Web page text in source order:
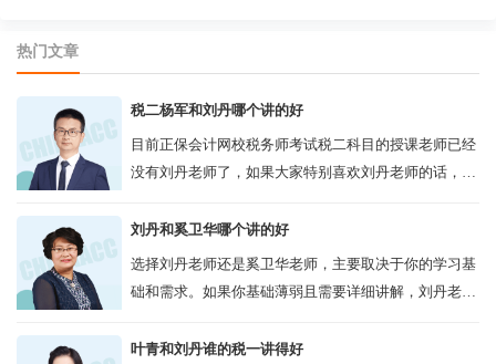
热门文章
税二杨军和刘丹哪个讲的好
目前正保会计网校税务师考试税二科目的授课老师已经
没有刘丹老师了，如果大家特别喜欢刘丹老师的话，可
老师的，比如杨军老师，也多年从事税务...
刘丹和奚卫华哪个讲的好
选择刘丹老师还是奚卫华老师，主要取决于你的学习基
础和需求。如果你基础薄弱且需要详细讲解，刘丹老师
的讲解，奚卫华老师可能更合适。...
叶青和刘丹谁的税一讲得好